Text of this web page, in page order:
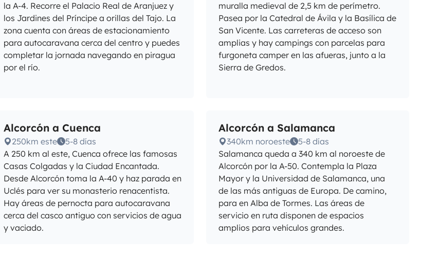
la A-4. Recorre el Palacio Real de Aranjuez y
los Jardines del Príncipe a orillas del Tajo. La
zona cuenta con áreas de estacionamiento
para autocaravana cerca del centro y puedes
completar la jornada navegando en piragua
por el río.
muralla medieval de 2,5 km de perímetro.
Pasea por la Catedral de Ávila y la Basílica de
San Vicente. Las carreteras de acceso son
amplias y hay campings con parcelas para
furgoneta camper en las afueras, junto a la
Sierra de Gredos.
Alcorcón a Cuenca
250km este
5-8 días
A 250 km al este, Cuenca ofrece las famosas
Casas Colgadas y la Ciudad Encantada.
Desde Alcorcón toma la A-40 y haz parada en
Uclés para ver su monasterio renacentista.
Hay áreas de pernocta para autocaravana
cerca del casco antiguo con servicios de agua
y vaciado.
Alcorcón a Salamanca
340km noroeste
5-8 días
Salamanca queda a 340 km al noroeste de
Alcorcón por la A-50. Contempla la Plaza
Mayor y la Universidad de Salamanca, una
de las más antiguas de Europa. De camino,
para en Alba de Tormes. Las áreas de
servicio en ruta disponen de espacios
amplios para vehículos grandes.